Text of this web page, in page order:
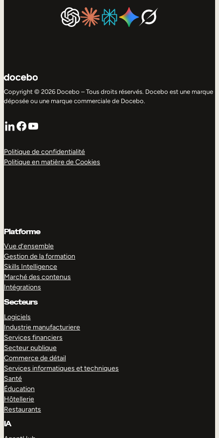
Copyright © 2026 Docebo – Tous droits réservés. Docebo est une marque
déposée ou une marque commerciale de Docebo.
LinkedIn
Facebook
YouTube
Politique de confidentialité
Politique en matière de Cookies
Platforme
Vue d’ensemble
Gestion de la formation
Skills Intelligence
Marché des contenus
Intégrations
Secteurs
Logiciels
Industrie manufacturiere
Services financiers
Secteur publique
Commerce de détail
Services informatiques et techniques
Santé
Éducation
Hôtellerie
Restaurants
IA